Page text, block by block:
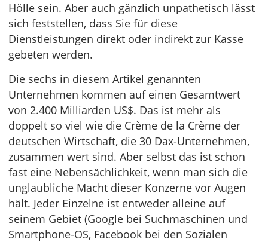
Hölle sein. Aber auch gänzlich unpathetisch lässt
sich feststellen, dass Sie für diese
Dienstleistungen direkt oder indirekt zur Kasse
gebeten werden.
Die sechs in diesem Artikel genannten
Unternehmen kommen auf einen Gesamtwert
von 2.400 Milliarden US$. Das ist mehr als
doppelt so viel wie die Crème de la Crème der
deutschen Wirtschaft, die 30 Dax-Unternehmen,
zusammen wert sind. Aber selbst das ist schon
fast eine Nebensächlichkeit, wenn man sich die
unglaubliche Macht dieser Konzerne vor Augen
hält. Jeder Einzelne ist entweder alleine auf
seinem Gebiet (Google bei Suchmaschinen und
Smartphone-OS, Facebook bei den Sozialen